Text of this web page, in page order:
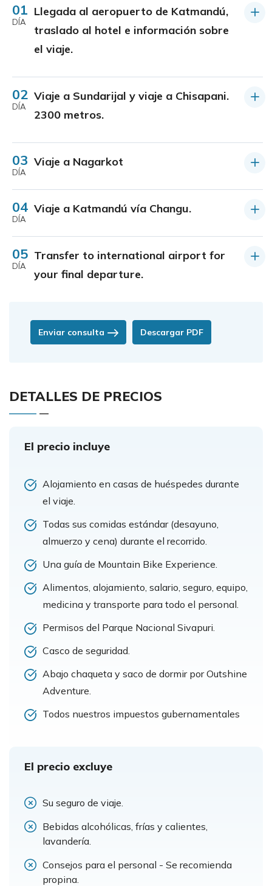
01
DÍA
Llegada al aeropuerto de Katmandú,
traslado al hotel e información sobre
el viaje.
02
DÍA
Viaje a Sundarijal y viaje a Chisapani.
2300 metros.
03
DÍA
Viaje a Nagarkot
04
DÍA
Viaje a Katmandú vía Changu.
05
DÍA
Transfer to international airport for
your final departure.
Enviar consulta Descargar PDF
DETALLES DE PRECIOS
El precio incluye
Alojamiento en casas de huéspedes durante
el viaje.
Todas sus comidas estándar (desayuno,
almuerzo y cena) durante el recorrido.
Una guía de Mountain Bike Experience.
Alimentos, alojamiento, salario, seguro, equipo,
medicina y transporte para todo el personal.
Permisos del Parque Nacional Sivapuri.
Casco de seguridad.
Abajo chaqueta y saco de dormir por Outshine
Adventure.
Todos nuestros impuestos gubernamentales
El precio excluye
Su seguro de viaje.
Bebidas alcohólicas, frías y calientes,
lavandería.
Consejos para el personal - Se recomienda
propina.